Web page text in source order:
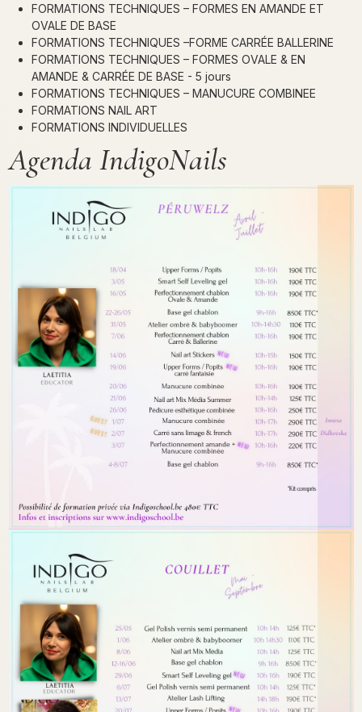
FORMATIONS TECHNIQUES – FORMES EN AMANDE ET
OVALE DE BASE
FORMATIONS TECHNIQUES –FORME CARRÉE BALLERINE
FORMATIONS TECHNIQUES – FORMES OVALE & EN
AMANDE & CARRÉE DE BASE - 5 jours
FORMATIONS TECHNIQUES – MANUCURE COMBINEE
FORMATIONS NAIL ART
FORMATIONS INDIVIDUELLES
Agenda IndigoNails